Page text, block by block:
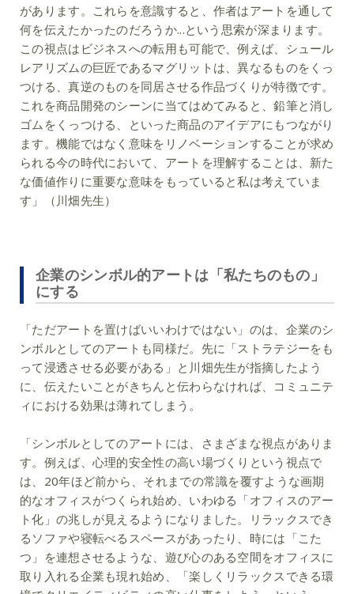
があります。これらを意識すると、作者はアートを通して
何を伝えたかったのだろうか...という思索が深まります。
この視点はビジネスへの転用も可能で、例えば、シュール
レアリズムの巨匠であるマグリットは、異なるものをくっ
つける、真逆のものを同居させる作品づくりが特徴です。
これを商品開発のシーンに当てはめてみると、鉛筆と消し
ゴムをくっつける、といった商品のアイデアにもつながり
ます。機能ではなく意味をリノベーションすることが求め
られる今の時代において、アートを理解することは、新た
な価値作りに重要な意味をもっていると私は考えていま
す」（川畑先生）
企業のシンボル的アートは「私たちのもの」
にする
「ただアートを置けばいいわけではない」のは、企業のシ
ンボルとしてのアートも同様だ。先に「ストラテジーをも
って浸透させる必要がある」と川畑先生が指摘したよう
に、伝えたいことがきちんと伝わらなければ、コミュニテ
ィにおける効果は薄れてしまう。
「シンボルとしてのアートには、さまざまな視点がありま
す。例えば、心理的安全性の高い場づくりという視点で
は、20年ほど前から、それまでの常識を覆すような画期
的なオフィスがつくられ始め、いわゆる「オフィスのアー
ト化」の兆しが見えるようになりました。リラックスでき
るソファや寝転べるスペースがあったり、時には「こた
つ」を連想させるような、遊び心のある空間をオフィスに
取り入れる企業も現れ始め、「楽しくリラックスできる環